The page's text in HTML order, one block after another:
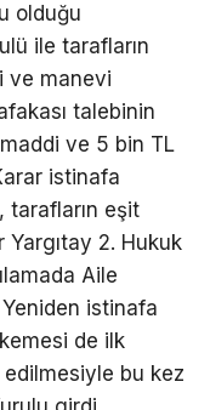
olduğu
ile tarafların
ve manevi
talebinin
ve 5 bin TL
istinafa
tarafların eşit
2. Hukuk
Aile
istinafa
de ilk
edilmesiyle bu kez